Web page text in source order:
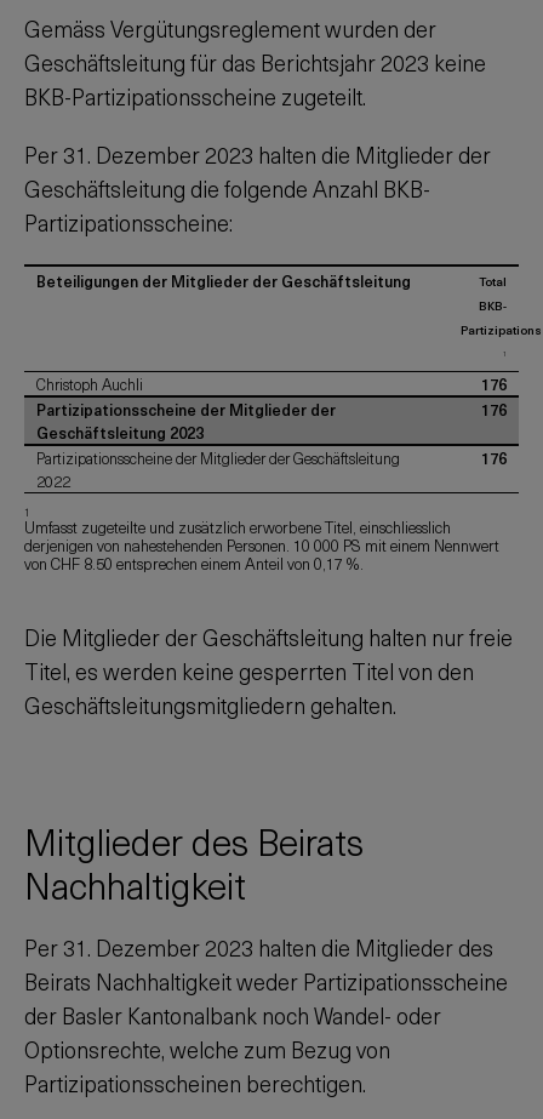
Gemäss Vergütungsreglement wurden der
Geschäftsleitung für das Berichtsjahr2023 keine
BKB-Partizipationsscheine zugeteilt.
Per31. Dezember 2023 halten die Mitglieder der
Geschäftsleitung die folgende Anzahl BKB-
Partizipationsscheine:
Beteiligungen der Mitglieder der Geschäftsleitung
Total
BKB-
1
Christoph Auchli
176
Partizipationsscheine der Mitglieder der
Geschäftsleitung 2023
176
Partizipationsscheine der Mitglieder der Geschäftsleitung
2022
176
1
Umfasst zugeteilte und zusätzlich erworbene Titel, einschliesslich
derjenigen von nahestehenden Personen. 10 000 PS mit einem Nennwert
von CHF 8.50 entsprechen einem Anteil von 0,17 %.
Die Mitglieder der Geschäftsleitung halten nur freie
Titel, es werden keine gesperrten Titel von den
Geschäftsleitungsmitgliedern gehalten.
Mitglieder des Beirats
Nachhaltigkeit
Per31. Dezember 2023 halten die Mitglieder des
Beirats Nachhaltigkeit weder Partizipationsscheine
der Basler Kantonalbank noch Wandel- oder
Optionsrechte, welche zum Bezug von
Partizipationsscheinen berechtigen.